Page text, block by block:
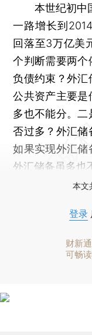
本世纪初中国
一路增长到
回落至3万亿美
个判断需要两个
负债约束？外
公共资产主要是
多也不能分。
否过多？外汇储
如果实现外汇储
外汇储备虽多也
本文
登录
财新
可畅